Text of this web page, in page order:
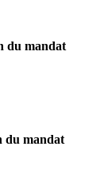
du mandat
du mandat